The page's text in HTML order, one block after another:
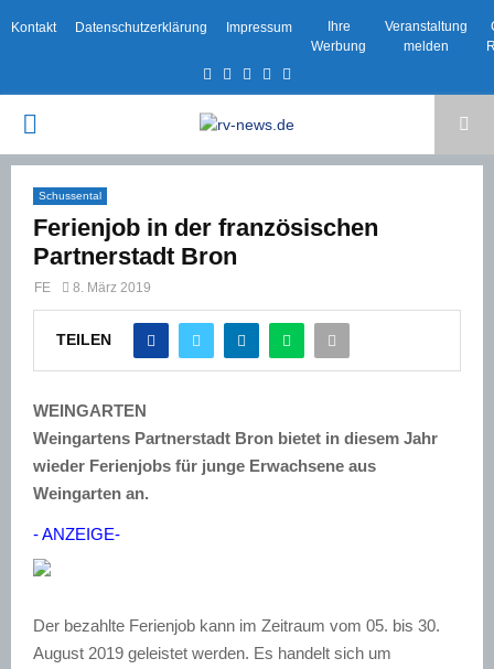
Kontakt Datenschutzerklärung Impressum
Ihre
Werbung
Veranstaltung
melden
Facebook
TwitterInstagram
Email
PRIMARY
MENU
Schussental
Ferienjob in der französischen
Partnerstadt Bron
FE 8. März 2019
TEILEN
WEINGARTEN
Weingartens Partnerstadt Bron bietet in diesem Jahr
wieder Ferienjobs für junge Erwachsene aus
Weingarten an.
- ANZEIGE-
Der bezahlte Ferienjob kann im Zeitraum vom 05. bis 30.
August 2019 geleistet werden. Es handelt sich um